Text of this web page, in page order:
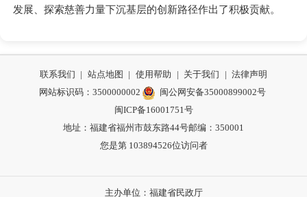
发展、探索慈善力量下沉基层的创新路径作出了积极贡献。
联系我们 | 站点地图 | 使用帮助 | 关于我们 | 法律声明
网站标识码：3500000002
闽公网安备35000899002号
闽ICP备16001751号
地址：福建省福州市鼓东路44号邮编：350001
您是第 103894526位访问者
主办单位：福建省民政厅